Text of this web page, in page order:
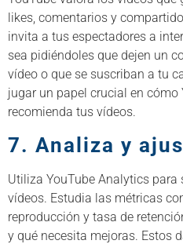
likes, comentarios y
invita a tus espectadores a
sea pidiéndoles que dejen un
vídeo o que se suscriban a tu
jugar un papel crucial en cómo
recomienda tus vídeos.
7. Analiza y
Utiliza YouTube Analytics
vídeos. Estudia las métricas
reproducción y tasa de
y qué necesita mejoras. Estos